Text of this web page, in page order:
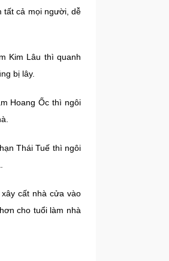
tất cả mọi người, dễ
Kim Lâu thì quanh
bị lây.
Hoang Ốc thì ngôi
Thái Tuế thì ngôi
cất nhà cửa vào
cho tuổi làm nhà